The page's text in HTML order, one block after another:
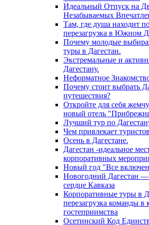
Идеальный Отпуск на
Незабываемых
Там, где душа находит
перезагрузка в Южном
Почему молодые
туры в Дагестан.
Экстремальные и
Дагестану.
Неформатное
Почему стоит выбрать
путешествия?
Откройте для себя
новый отель
Лучший тур по
Чем привлекает
Осень в Дагестане.
Дагестан -идеальное
корпоративных
Новый год "Все
Новогодний Дагестан —
сердце Кавказа
Корпоративные туры в
перезагрузка команды в
гостеприимства
Осетинский Код